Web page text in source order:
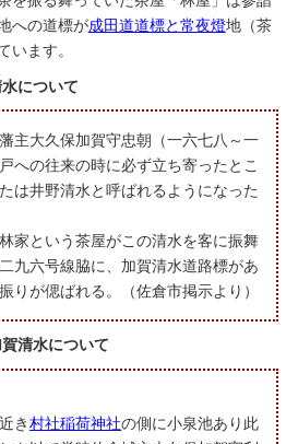
への道標が成田道道標と常夜燈地（茶
います。
について
主大久保加賀守忠朝（一六七八～一
への往来の時に必ず立ち寄ったとこ
は井野清水と呼ばれるようになった
家という茶屋がこの清水を客に振舞
九六号線脇に、加賀清水道路標があ
りが偲ばれる。（佐倉市掲示より）
賀清水について
き村社稲荷神社の側に小泉池あり此